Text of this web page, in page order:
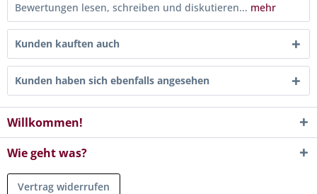
Bewertungen lesen, schreiben und diskutieren... mehr
Kunden kauften auch
Kunden haben sich ebenfalls angesehen
Willkommen!
Wie geht was?
Vertrag widerrufen